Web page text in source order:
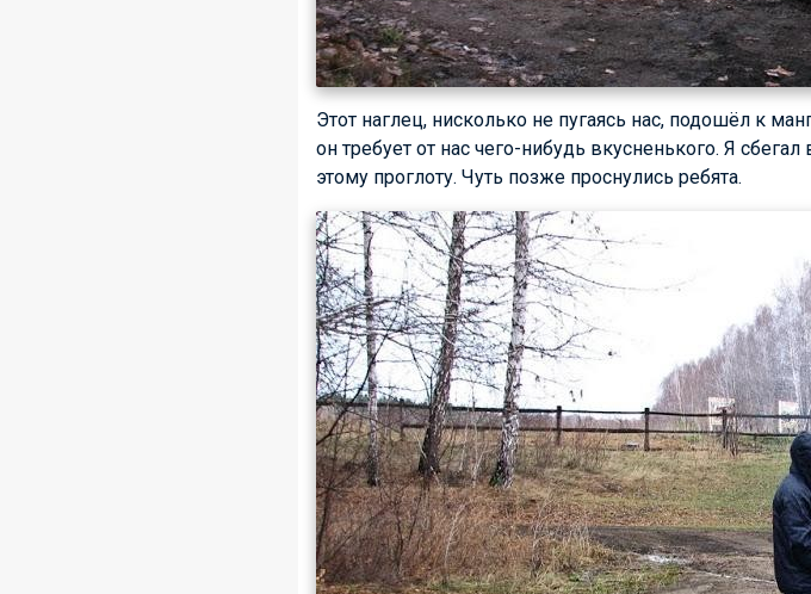
Этот наглец, нисколько не пугаясь нас, подошёл к
он требует от нас чего-нибудь вкусненького. Я
этому проглоту. Чуть позже проснулись ребята.